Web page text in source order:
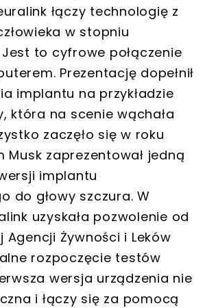
łączy technologię z
w stopniu
to cyfrowe połączenie
Prezentację dopełnił
implantu na przykładzie
która na scenie wąchała
zaczęło się w roku
Musk zaprezentował jedną
implantu
do głowy szczura. W
uzyskała pozwolenie od
Agencji Żywności i Leków
rozpoczęcie testów
wersja urządzenia nie
i łączy się za pomocą